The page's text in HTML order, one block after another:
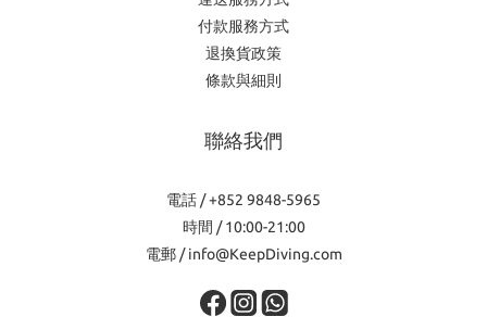
付款服務方式
退換貨政策
條款與細則
聯絡我們
電話 / +852 9848-5965
時間 / 10:00-21:00
電郵 / info@KeepDiving.com